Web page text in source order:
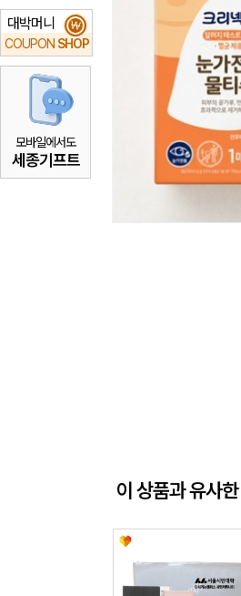
대박머니
COUPON SHOP
₩
모바일에서도
세종기프트
이 상품과 유사한